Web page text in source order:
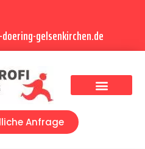
gelsenkirchen.de
Anfrage